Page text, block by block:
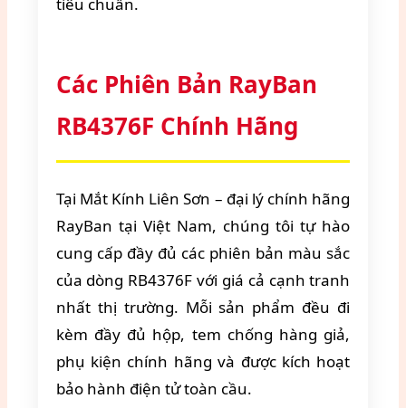
Các Phiên Bản RayBan
RB4376F Chính Hãng
Tại Mắt Kính Liên Sơn – đại lý chính hãng
RayBan tại Việt Nam, chúng tôi tự hào
cung cấp đầy đủ các phiên bản màu sắc
của dòng RB4376F với giá cả cạnh tranh
nhất thị trường. Mỗi sản phẩm đều đi
kèm đầy đủ hộp, tem chống hàng giả,
phụ kiện chính hãng và được kích hoạt
bảo hành điện tử toàn cầu.